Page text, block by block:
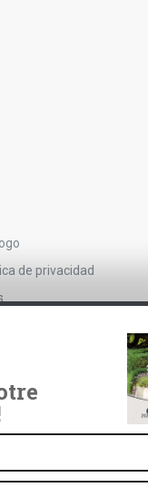
de privacidad